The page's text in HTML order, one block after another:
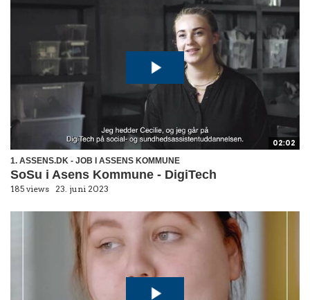
02:02
1. ASSENS.DK - JOB I ASSENS KOMMUNE
SoSu i Asens Kommune - DigiTech
185 views 23. juni 2023